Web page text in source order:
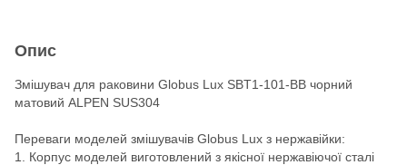
Опис
Змішувач для раковини Globus Lux SBT1-101-ВВ чорний
матовий ALPEN SUS304
Переваги моделей змішувачів Globus Lux з нержавійки:
1. Корпус моделей виготовлений з якісної нержавіючої сталі